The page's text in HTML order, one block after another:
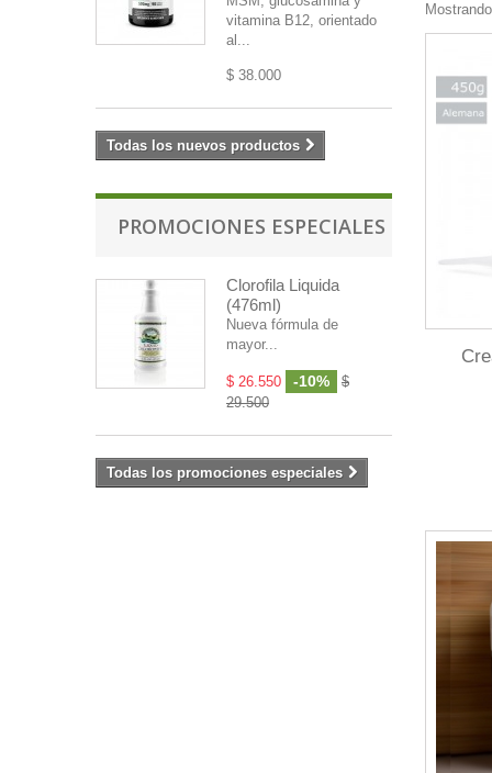
vitamina B12, orientado
al...
$ 38.000
Todas los nuevos productos
PROMOCIONES ESPECIALES
Clorofila Liquida
(476ml)
Nueva fórmula de
mayor...
$ 26.550 -10%
$
29.500
Todas los promociones especiales